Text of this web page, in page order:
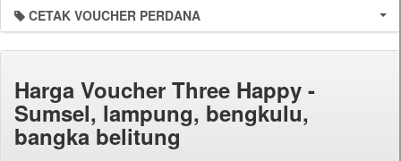
CETAK VOUCHER PERDANA
Harga Voucher Three Happy -
Sumsel, lampung, bengkulu,
bangka belitung